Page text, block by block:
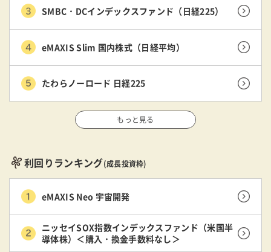
SMBC・DCインデックスファンド（日経225）
eMAXIS Slim 国内株式（日経平均）
たわらノーロード 日経225
もっと見る
利回りランキング(成長投資枠)
eMAXIS Neo 宇宙開発
ニッセイSOX指数インデックスファンド（米国半
導体株）＜購入・換金手数料なし＞